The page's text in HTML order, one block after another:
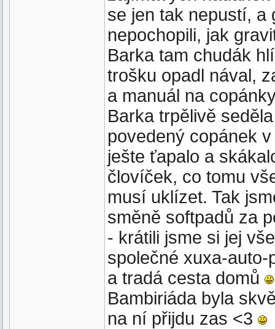
se jen tak nepustí, a
nepochopili, jak
Barka tam chudák
trošku opadl nával,
a manuál na
Barka trpělivě
povedený copánek
ješte ťapalo a
človíček, co tomu
musí uklízet. Tak
směně softpadů za
- krátili jsme si jej
společné xuxa-
a tradá cesta domů
Bambiriáda byla
na ní přijdu zas <3